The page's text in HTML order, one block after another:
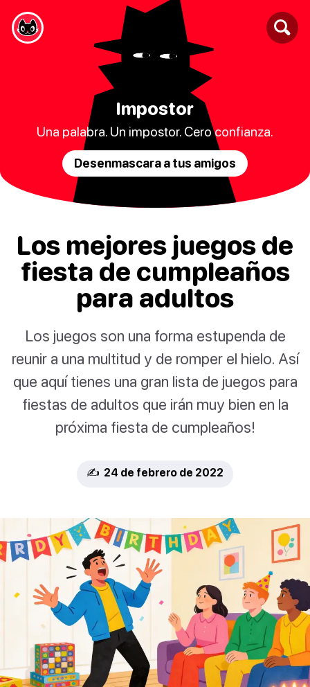
Impostor
Una palabra. Un impostor. Cero confianza.
Desenmascara a tus amigos
Los mejores juegos de
fiesta de cumpleaños
para adultos
Los juegos son una forma estupenda de
reunir a una multitud y de romper el hielo. Así
que aquí tienes una gran lista de juegos para
fiestas de adultos que irán muy bien en la
próxima fiesta de cumpleaños!
✍️ 24 de febrero de 2022